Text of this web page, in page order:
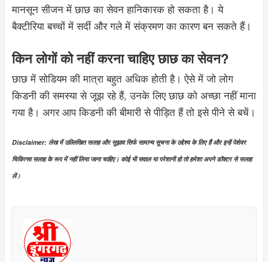
मानसून सीजन में छाछ का सेवन हानिकारक हो सकता है। ये
बैक्टीरिया बच्चों में सर्दी और गले में संक्रमण का कारण बन सकते हैं।
किन लोगों को नहीं करना चाहिए छाछ का सेवन?
छाछ में सोडियम की मात्रा बहुत अधिक होती है। ऐसे में जो लोग
किडनी की समस्या से जूझ रहे हैं, उनके लिए छाछ को अच्छा नहीं माना
गया है। अगर आप किडनी की बीमारी से पीड़ित हैं तो इसे पीने से बचें।
Disclaimer: लेख में उल्लिखित सलाह और सुझाव सिर्फ सामान्य सूचना के उद्देश्य के लिए हैं और इन्हें पेशेवर
चिकित्सा सलाह के रूप में नहीं लिया जाना चाहिए। कोई भी सवाल या परेशानी हो तो हमेशा अपने डॉक्टर से सलाह
लें।